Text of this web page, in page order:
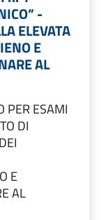
-
ELEVATA
E
AL
PER ESAMI
DI
E
AL